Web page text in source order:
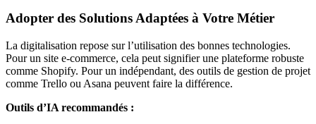
Adopter des Solutions Adaptées à Votre Métier
La digitalisation repose sur l’utilisation des bonnes technologies.
Pour un site e-commerce, cela peut signifier une plateforme robuste
comme Shopify. Pour un indépendant, des outils de gestion de projet
comme Trello ou Asana peuvent faire la différence.
Outils d’IA recommandés :